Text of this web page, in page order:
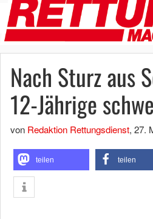
Nach Sturz aus
12-Jährige
von Redaktion Rettungsdienst, 27.
teilen teilen